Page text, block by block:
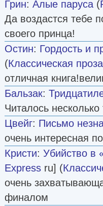
Грин: Алые паруса (
Да воздастся тебе
своего принца!
Остин: Гордость и
(Классическая проза
отличная
Бальзак:
Читалось
Цвейг: Письмо
очень интересная
Кристи: Убийство в
Express ru] (
очень
финалом